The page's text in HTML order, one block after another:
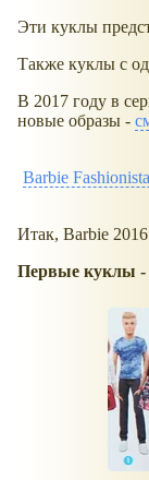
Эти куклы
Также куклы с
В 2017 году в
новые образы -
Barbie
Итак, Barbie
Первые куклы -